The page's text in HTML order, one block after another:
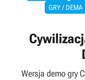
GRY / DEMA
Wersja demo gry